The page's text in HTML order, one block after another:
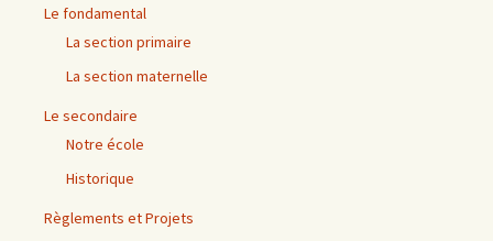
Le fondamental
La section primaire
La section maternelle
Le secondaire
Notre école
Historique
Règlements et Projets